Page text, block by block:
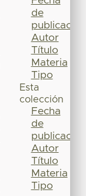
de
publicación
Autor
Título
Materia
Tipo
Esta
colección
Fecha
de
publicación
Autor
Título
Materia
Tipo